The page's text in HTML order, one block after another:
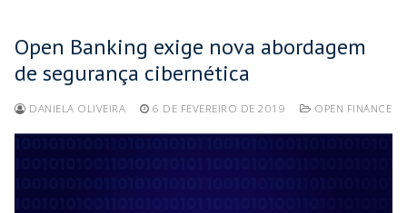
Open Banking exige nova abordagem
de segurança cibernética
DANIELA OLIVEIRA 6 DE FEVEREIRO DE 2019 OPEN FINANCE